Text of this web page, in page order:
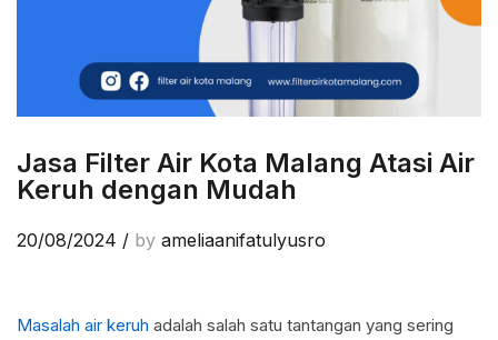
Jasa Filter Air Kota Malang Atasi Air
Keruh dengan Mudah
20/08/2024 / by ameliaanifatulyusro
Masalah air keruh adalah salah satu tantangan yang sering